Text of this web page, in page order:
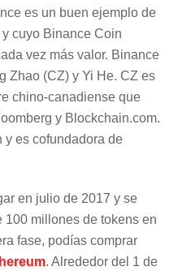
es un buen ejemplo de
cuyo Binance Coin
vez más valor. Binance
Zhao (CZ) y Yi He. CZ es
chino-canadiense que
y Blockchain.com.
y es cofundadora de
en julio de 2017 y se
millones de tokens en
fase, podías comprar
. Alrededor del 1 de